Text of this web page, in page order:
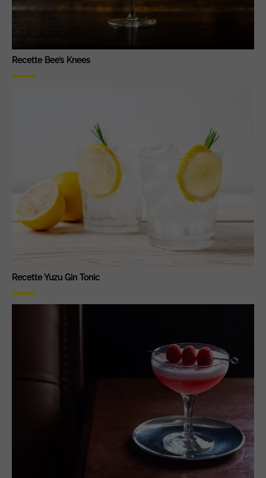
Recette Bee’s Knees
Recette Yuzu Gin Tonic